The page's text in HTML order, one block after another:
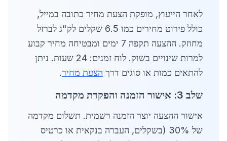
לאחר הייעוץ, מופקת הצעת מחיר כתובה במייל,
כולל פירוט מחירים כמו 6.5 שקלים לק"ג לברזל
מחוזק. ההצעה תקפה 7 ימים ומבטיחה מחיר קבוע
למרות שינויים בשוק. לוח זמנים: 24 שעות. ניתן
להתאים כמות או סוגים דרך הצעת מחיר.
שלב 3: אישור הזמנה והפקדת מקדמה
אישור ההצעה יוצר הזמנה רשמית. תשלום מקדמה
של 30% (בשקלים, העברה בנקאית או כרטיס